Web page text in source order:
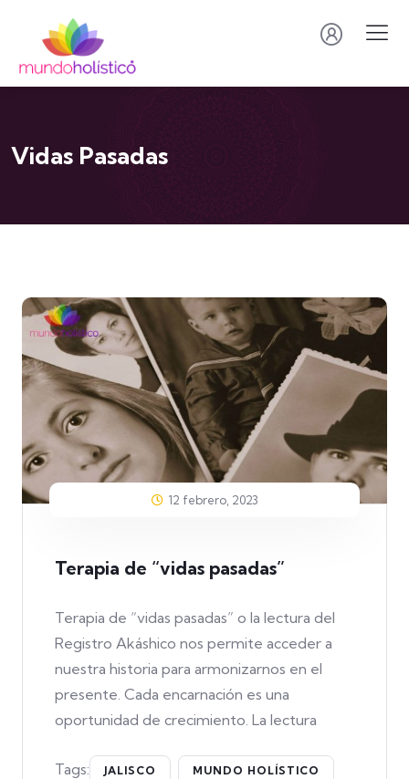
Vidas Pasadas
12 febrero, 2023
Terapia de “vidas pasadas”
Terapia de “vidas pasadas” o la lectura del
Registro Akáshico nos permite acceder a
nuestra historia para armonizarnos en el
presente. Cada encarnación es una
oportunidad de crecimiento. La lectura
Tags: JALISCO MUNDO HOLÍSTICO